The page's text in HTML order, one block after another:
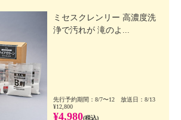
ミセスクレンリー 高濃度洗
浄で汚れが 滝のよ...
先行予約期間：8/7〜12 放送日：8/13
¥12,800
¥4,980(税込)